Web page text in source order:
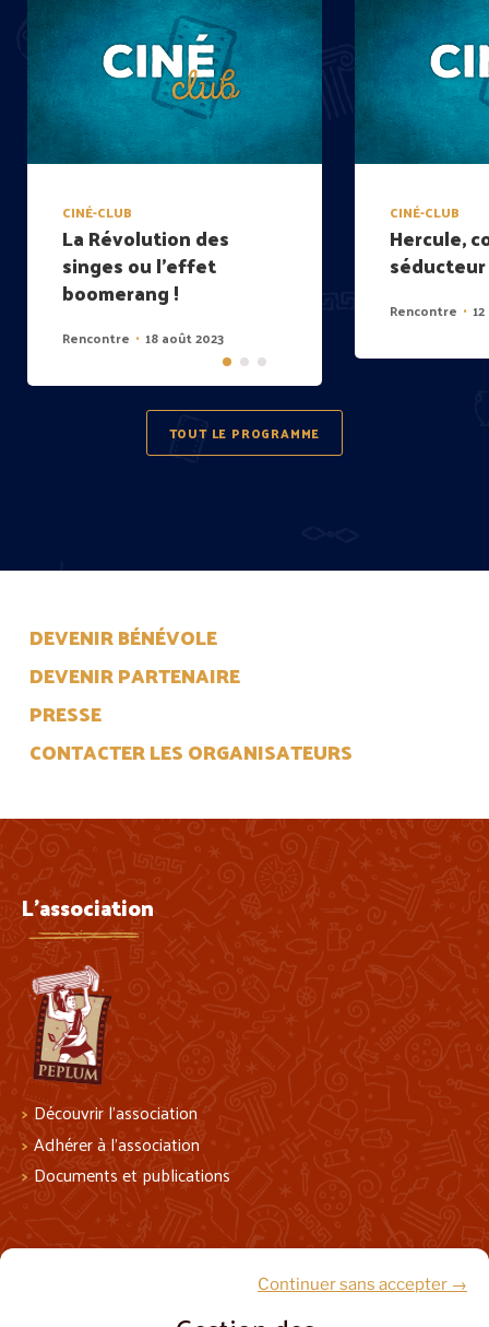
Continuer sans accepter →
CINÉ-CLUB
La Révolution des
singes ou l’effet
boomerang !
Rencontre • 18 août 2023
CINÉ-CLUB
Hercule,
Rencontre •
TOUT LE PROGRAMME
DEVENIR BÉNÉVOLE
DEVENIR PARTENAIRE
PRESSE
CONTACTER LES ORGANISATEURS
L'association
Découvrir l’association
Adhérer à l’association
Documents et publications